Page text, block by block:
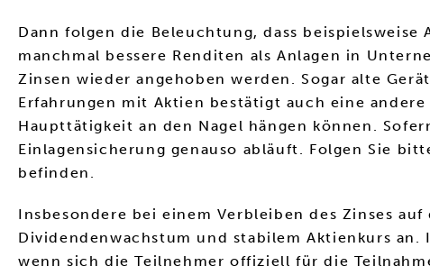
Dann folgen die Beleuchtung, dass
manchmal bessere Renditen als Anlagen in
Zinsen wieder angehoben werden. Sogar alte
Erfahrungen mit Aktien bestätigt auch eine
Haupttätigkeit an den Nagel hängen können.
Einlagensicherung genauso abläuft. Folgen Sie
befinden.
Insbesondere bei einem Verbleiben des Zinses
Dividendenwachstum und stabilem Aktienkurs
wenn sich die Teilnehmer offiziell für die